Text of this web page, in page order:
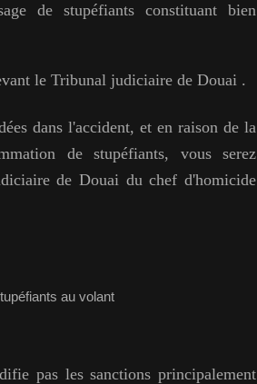
de stupéfiants constituant bien
le Tribunal judiciaire de Douai .
dans l'accident, et en raison de la
de stupéfiants, vous serez
de Douai du chef d'homicide
pas les sanctions principalement